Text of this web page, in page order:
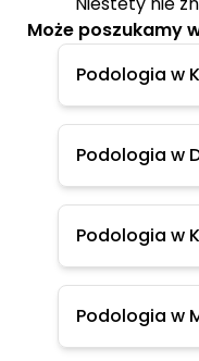
Może poszukamy
Podologia w
Podologia w
Podologia w
Podologia w